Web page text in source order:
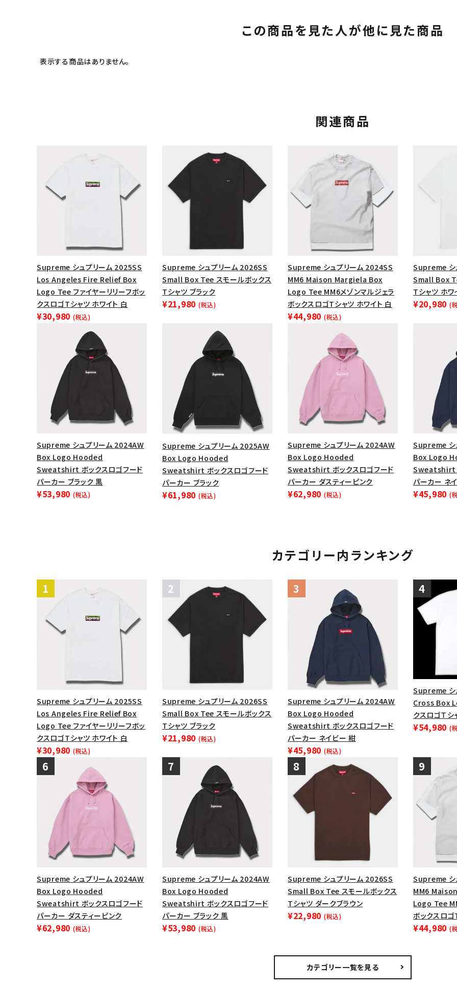
キーワードから探す
カテゴリーから探す
シーズンから探す 価格から探す
円 ～ 円
人気ワード
2026SS 2025AW
2025SS
ショ
ブラックスウェッ
在庫のない商品を表示する
絞り込んで検索する
この商品を見た人が他に見た商品
表示する商品はありません。
関連商品
Supreme シュプリーム 2025SS
Los Angeles Fire Relief Box
Logo Tee ファイヤーリリーフボッ
クスロゴTシャツ ホワイト 白
¥30,980 (税込)
Supreme シュプリーム 2026SS
Small Box Tee スモールボックス
Tシャツ ブラック
¥21,980 (税込)
Supreme シュプリーム 2024SS
MM6 Maison Margiela Box
Logo Tee MM6メゾンマルジェラ
ボックスロゴTシャツ ホワイト 白
¥44,980 (税込)
Supreme シ
Small Box
Tシャツ ホワ
¥20,980 (
Supreme シュプリーム 2024AW
Box Logo Hooded
Sweatshirt ボックスロゴフード
パーカー ブラック 黒
¥53,980 (税込)
Supreme シュプリーム 2025AW
Box Logo Hooded
Sweatshirt ボックスロゴフード
パーカー ブラック
¥61,980 (税込)
Supreme シュプリーム 2024AW
Box Logo Hooded
Sweatshirt ボックスロゴフード
パーカー ダスティーピンク
¥62,980 (税込)
Supreme シ
Box Logo
Sweatshirt
パーカー ネ
¥45,980 (
カテゴリー内ランキング
Supreme シュプリーム 2025SS
Los Angeles Fire Relief Box
Logo Tee ファイヤーリリーフボッ
クスロゴTシャツ ホワイト 白
¥30,980 (税込)
Supreme シュプリーム 2026SS
Small Box Tee スモールボックス
Tシャツ ブラック
¥21,980 (税込)
Supreme シュプリーム 2024AW
Box Logo Hooded
Sweatshirt ボックスロゴフード
パーカー ネイビー 紺
¥45,980 (税込)
Supreme シ
Cross Box
クスロゴＴシ
¥54,980 (
Supreme シュプリーム 2024AW
Box Logo Hooded
Sweatshirt ボックスロゴフード
パーカー ダスティーピンク
¥62,980 (税込)
Supreme シュプリーム 2024AW
Box Logo Hooded
Sweatshirt ボックスロゴフード
パーカー ブラック 黒
¥53,980 (税込)
Supreme シュプリーム 2026SS
Small Box Tee スモールボックス
Tシャツ ダークブラウン
¥22,980 (税込)
Supreme シ
MM6
Logo Tee
ボックスロゴ
¥44,980 (
カテゴリー一覧を見る